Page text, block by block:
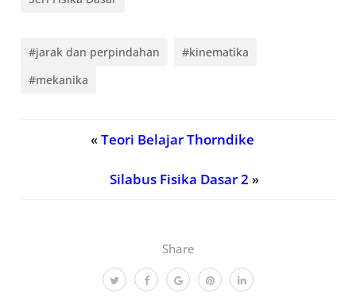
Share
#jarak dan perpindahan
#kinematika
#mekanika
« Teori Belajar Thorndike
Silabus Fisika Dasar 2 »